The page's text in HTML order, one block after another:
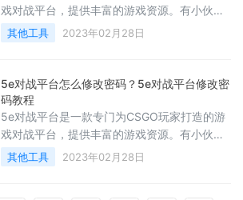
戏对战平台，提供丰富的游戏资源。有小伙伴
知道5e对战平台怎么重置信用分吗？一起来看
看下面的教程吧
其他工具 2023年02月28日
5e对战平台怎么修改密码？5e对战平台修改密
码教程
5e对战平台是一款专门为CSGO玩家打造的游
戏对战平台，提供丰富的游戏资源。有小伙伴
知道5e对战平台怎么修改密码吗？一起来看看
其他工具 2023年02月28日